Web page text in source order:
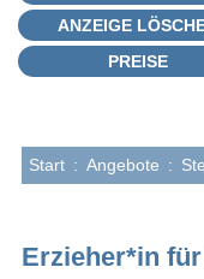
ANZEIGE
PREISE
Start : Angebote :
Erzieher*in